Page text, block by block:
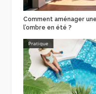
Comment aménager
l’ombre en été ?
Pratique